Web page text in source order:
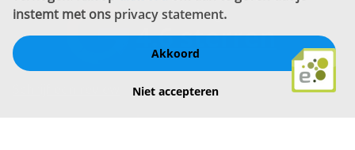
instemt met ons privacy statement.
Akkoord
Niet accepteren